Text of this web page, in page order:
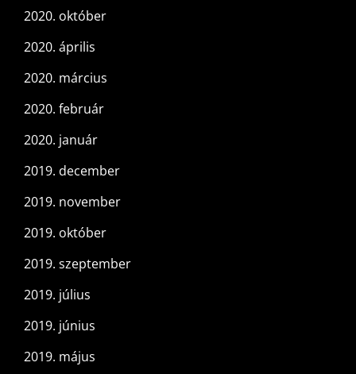
2020. október
2020. április
2020. március
2020. február
2020. január
2019. december
2019. november
2019. október
2019. szeptember
2019. július
2019. június
2019. május